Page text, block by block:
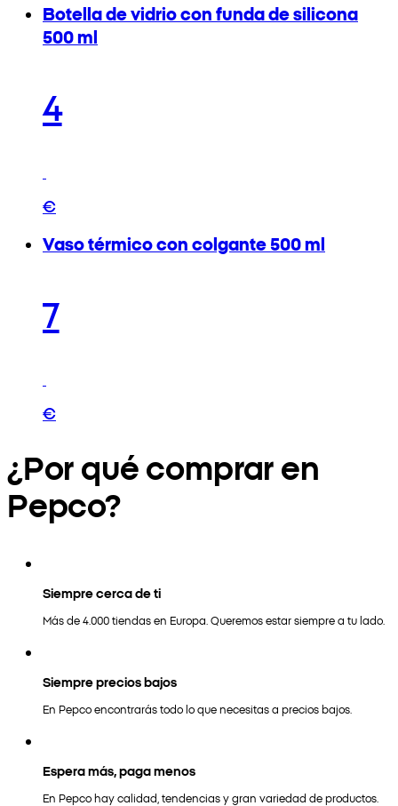
Botella de vidrio con funda de silicona
500 ml
4
€
Vaso térmico con colgante 500 ml
7
€
¿Por qué comprar en
Pepco?
Siempre cerca de ti
Más de 4.000 tiendas en Europa. Queremos estar siempre a tu lado.
Siempre precios bajos
En Pepco encontrarás todo lo que necesitas a precios bajos.
Espera más, paga menos
En Pepco hay calidad, tendencias y gran variedad de productos.